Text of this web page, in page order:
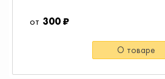
300 ₽
О товаре